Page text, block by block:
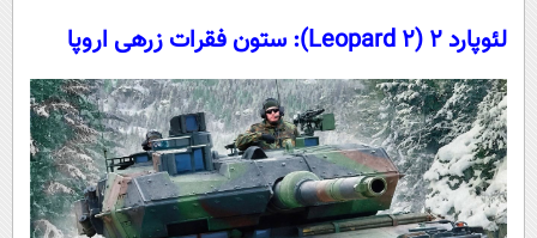
محیط زیست
سلامت
فرهنگی
بین الملل
اجتماعی
لئوپارد ۲ (Leopard 2): ستون فقرات زرهی اروپا